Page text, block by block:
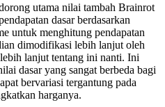
utama nilai tambah Brainrot
dasar berdasarkan
untuk menghitung pendapatan
dimodifikasi lebih lanjut oleh
lanjut tentang ini nanti. Ini
dasar yang sangat berbeda bagi
bervariasi tergantung pada
harganya.